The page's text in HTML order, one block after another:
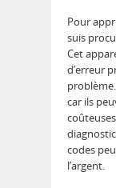
Pour
suis
Cet
d’erreur
car ils
codes
l’argent.